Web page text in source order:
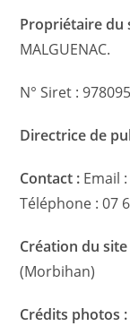
Propriétaire du
MALGUENAC.
N° Siret :
Directrice de
Contact : Email
Téléphone : 07
Création du site
(Morbihan)
Crédits photos :